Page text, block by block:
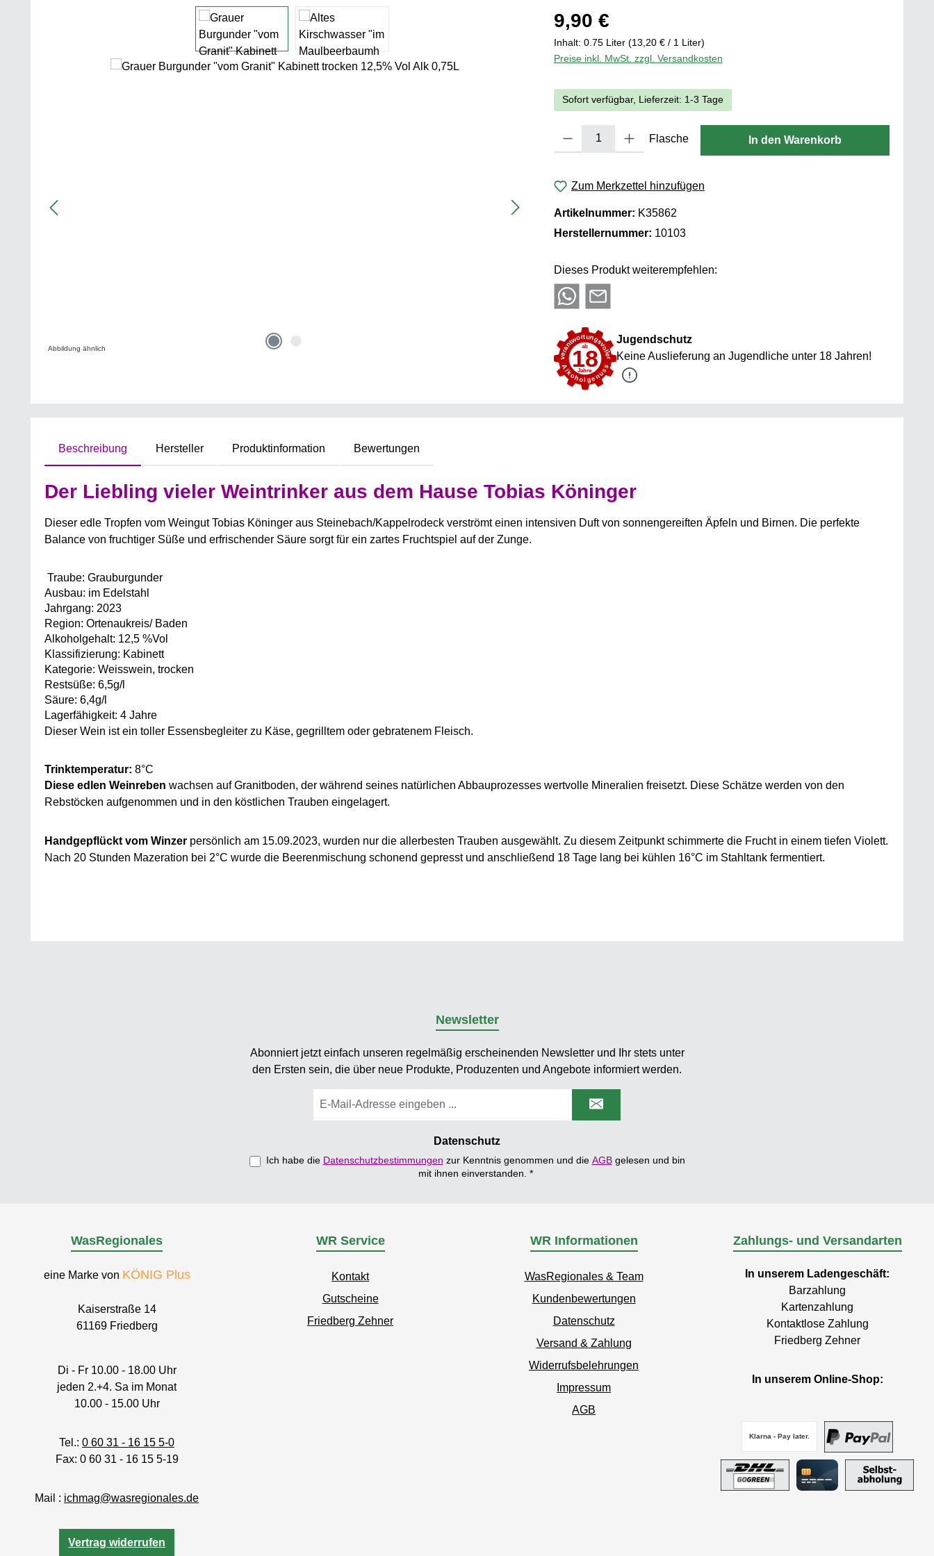
Abbildung ähnlich
Regulärer Preis:
9,90 €
Inhalt: 0.75 Liter (13,20 € / 1 Liter)
Preise inkl. MwSt. zzgl. Versandkosten
Sofort verfügbar, Lieferzeit: 1-3 Tage
Produkt Anzahl: Gib den gewünschten Wert ein oder benutze die Schaltflächen um
Flasche In den Warenkorb
Zum Merkzettel hinzufügen
Artikelnummer: K35862
Herstellernummer: 10103
Dieses Produkt weiterempfehlen:
Jugendschutz
Keine Auslieferung an Jugendliche unter 18 Jahren!
Beschreibung Hersteller Produktinformation Bewertungen
Der Liebling vieler Weintrinker aus dem Hause Tobias Köninger
Dieser edle Tropfen vom Weingut Tobias Köninger aus Steinebach/Kappelrodeck verströmt einen intensiven Duft von sonnengereiften Äpfeln und Birnen. Die perfekte
Balance von fruchtiger Süße und erfrischender Säure sorgt für ein zartes Fruchtspiel auf der Zunge.
Traube: Grauburgunder
Ausbau: im Edelstahl
Jahrgang: 2023
Region: Ortenaukreis/ Baden
Alkoholgehalt: 12,5 %Vol
Klassifizierung: Kabinett
Kategorie: Weisswein, trocken
Restsüße: 6,5g/l
Säure: 6,4g/l
Lagerfähigkeit: 4 Jahre
Dieser Wein ist ein toller Essensbegleiter zu Käse, gegrilltem oder gebratenem Fleisch.
Trinktemperatur: 8°C
Diese edlen Weinreben wachsen auf Granitboden, der während seines natürlichen Abbauprozesses wertvolle Mineralien freisetzt. Diese Schätze werden von den
Rebstöcken aufgenommen und in den köstlichen Trauben eingelagert.
Handgepflückt vom Winzer persönlich am 15.09.2023, wurden nur die allerbesten Trauben ausgewählt. Zu diesem Zeitpunkt schimmerte die Frucht in einem tiefen Violett.
Nach 20 Stunden Mazeration bei 2°C wurde die Beerenmischung schonend gepresst und anschließend 18 Tage lang bei kühlen 16°C im Stahltank fermentiert.
Newsletter
Abonniert jetzt einfach unseren regelmäßig erscheinenden Newsletter und Ihr stets unter
den Ersten sein, die über neue Produkte, Produzenten und Angebote informiert werden.
Mail-
Datenschutz
Ich habe die Datenschutzbestimmungen zur Kenntnis genommen und die AGBgelesen und bin
mit ihnen einverstanden. *
WasRegionales
eine Marke von KÖNIG Plus
Kaiserstraße 14
61169 Friedberg
Di - Fr 10.00 - 18.00 Uhr
jeden 2.+4. Sa im Monat
10.00 - 15.00 Uhr
Tel.: 0 60 31 - 16 15 5-0
Fax: 0 60 31 - 16 15 5-19
Mail : ichmag@wasregionales.de
Vertrag widerrufen
WR Service
Kontakt
Gutscheine
Friedberg Zehner
WR Informationen
WasRegionales & Team
Kundenbewertungen
Datenschutz
Versand & Zahlung
Widerrufsbelehrungen
Impressum
AGB
Zahlungs- und Versandarten
In unserem Ladengeschäft:
Barzahlung
Kartenzahlung
Kontaktlose Zahlung
Friedberg Zehner
In unserem Online-Shop:
PayPal
Klarna - Pay later.